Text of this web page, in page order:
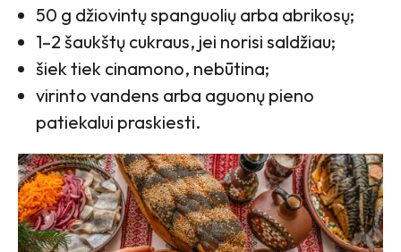
50 g džiovintų spanguolių arba abrikosų;
1–2 šaukštų cukraus, jei norisi saldžiau;
šiek tiek cinamono, nebūtina;
virinto vandens arba aguonų pieno
patiekalui praskiesti.